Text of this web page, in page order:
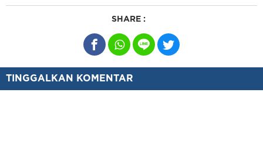
SHARE :
TINGGALKAN KOMENTAR